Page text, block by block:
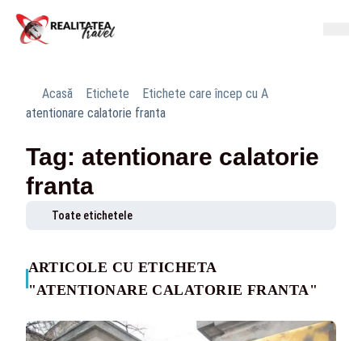
Acasă Etichete
Etichete care încep cu A
atentionare calatorie franta
Tag: atentionare calatorie
franta
Toate etichetele
ARTICOLE CU ETICHETA
"ATENTIONARE CALATORIE FRANTA"